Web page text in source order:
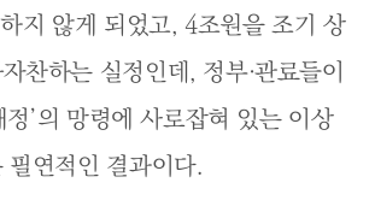
지 않게 되었고, 4조원을 조기 상
찬하는 실정인데, 정부·관료들이
정’의 망령에 사로잡혀 있는 이상
필연적인 결과이다.